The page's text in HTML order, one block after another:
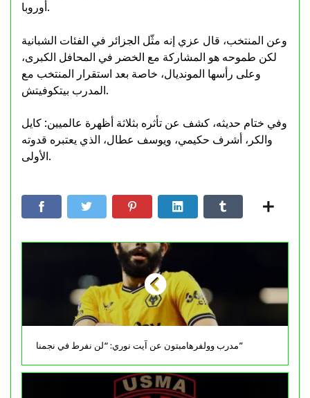
أوروبا.
وعن المنتخب، قال عزي إنه مثّل الجزائر في الفئات الشبانية
لكن طموحه هو المشاركة مع الخضر في المحافل الكبرى،
وعلى رأسها المونديال، خاصة بعد استقرار المنتخب مع
المدرب بيتكوفيتش.
وفي ختام حديثه، كشف عن تأثره بثلاثة أظهرة عالميين: كايل
والكر، أشرف حكيمي، ويوسف عطال، الذي يعتبره قدوته
الأولى.
مدرب وولفرهامبتون عن آيت نوري: “لن نفرط في نجمنا”